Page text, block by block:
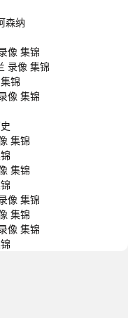
森纳
像 集锦
录像 集锦
锦
像 集锦
集锦
集锦
像 集锦
集锦
像 集锦